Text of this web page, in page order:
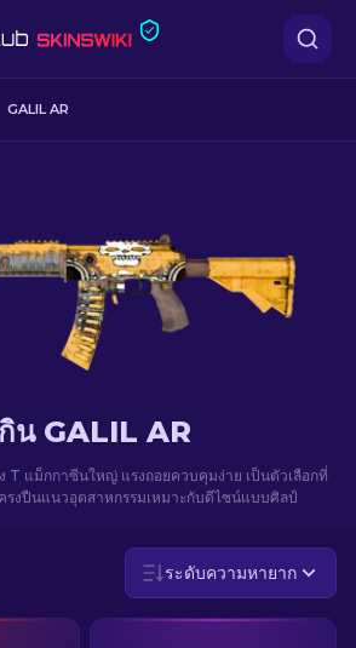
TH
GALIL AR
น GALIL AR
T แม็กกาซีนใหญ่ แรงถอยควบคุมง่าย เป็นตัวเลือกที่
รงปืนแนวอุตสาหกรรมเหมาะกับดีไซน์แบบศิลป์
ระดับความหายาก